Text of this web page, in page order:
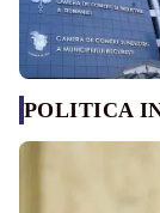
POLITICA